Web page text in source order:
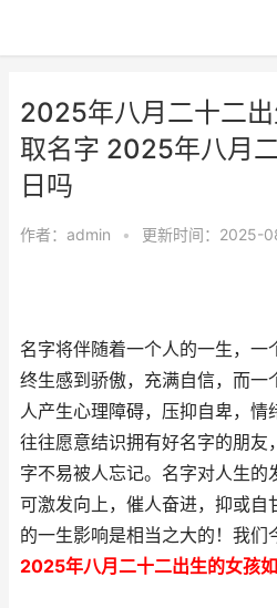
2025年八月二十二
取名字 2025年八月
日吗
作者： admin • 更新时间：2025-
名字将伴随着一个人的一生，一
终生感到骄傲，充满自信，而一
人产生心理障碍，压抑自卑，情
往往愿意结识拥有好名字的朋友
字不易被人忘记。名字对人生的
可激发向上，催人奋进，抑或自
的一生影响是相当之大的！我们
2025年八月二十二出生的女孩